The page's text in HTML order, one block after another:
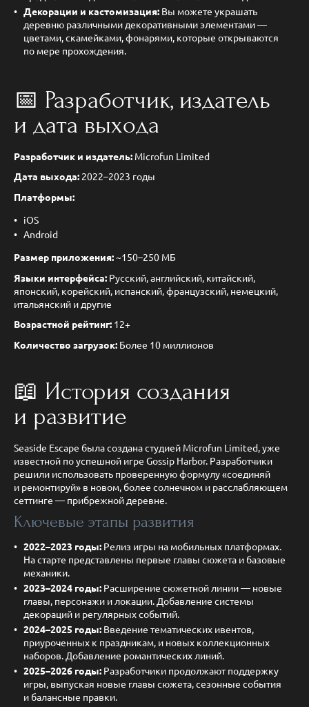
Декорации и кастомизация: Вы можете украшать
деревню различными декоративными элементами —
цветами, скамейками, фонарями, которые открываются
по мере прохождения.
📅 Разработчик, издатель
и дата выхода
Разработчик и издатель: Microfun Limited
Дата выхода: 2022–2023 годы
Платформы:
iOS
Android
Размер приложения:~150–250 МБ
Языки интерфейса: Русский, английский, китайский,
японский, корейский, испанский, французский, немецкий,
итальянский и другие
Возрастной рейтинг: 12+
Количество загрузок: Более 10 миллионов
📖 История создания
и развитие
Seaside Escape была создана студией Microfun Limited, уже
известной по успешной игре Gossip Harbor. Разработчики
решили использовать проверенную формулу «соединяй
и ремонтируй» в новом, более солнечном и расслабляющем
сеттинге — прибрежной деревне.
Ключевые этапы развития
2022–2023 годы: Релиз игры на мобильных платформах.
На старте представлены первые главы сюжета и базовые
механики.
2023–2024 годы: Расширение сюжетной линии — новые
главы, персонажи и локации. Добавление системы
декораций и регулярных событий.
2024–2025 годы: Введение тематических ивентов,
приуроченных к праздникам, и новых коллекционных
наборов. Добавление романтических линий.
2025–2026 годы: Разработчики продолжают поддержку
игры, выпуская новые главы сюжета, сезонные события
и балансные правки.